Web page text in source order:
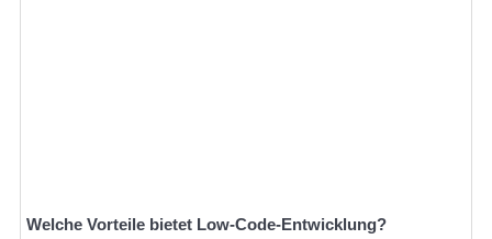
Welche Vorteile bietet Low-Code-Entwicklung?